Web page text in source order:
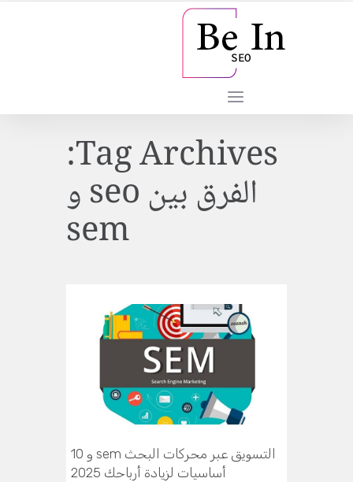
Tag Archives:
الفرق بين seo و
sem
التسويق عبر محركات البحث sem و 10
أساسيات لزيادة أرباحك 2025